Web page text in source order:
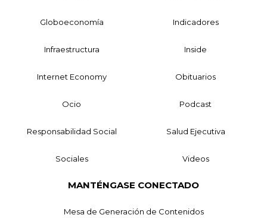
Globoeconomía Indicadores
Infraestructura Inside
Internet Economy Obituarios
Ocio Podcast
Responsabilidad Social Salud Ejecutiva
Sociales Videos
MANTÉNGASE CONECTADO
Mesa de Generación de Contenidos